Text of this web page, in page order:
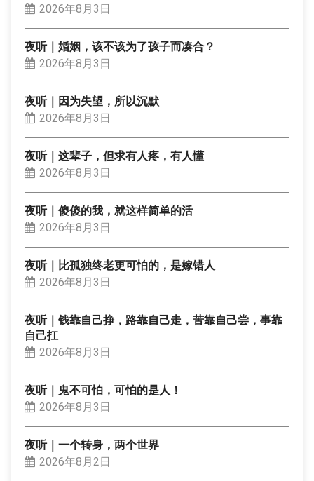
2026年8月3日
夜听｜婚姻，该不该为了孩子而凑合？
2026年8月3日
夜听｜因为失望，所以沉默
2026年8月3日
夜听｜这辈子，但求有人疼，有人懂
2026年8月3日
夜听｜傻傻的我，就这样简单的活
2026年8月3日
夜听｜比孤独终老更可怕的，是嫁错人
2026年8月3日
夜听｜钱靠自己挣，路靠自己走，苦靠自己尝，事靠
自己扛
2026年8月3日
夜听｜鬼不可怕，可怕的是人！
2026年8月3日
夜听｜一个转身，两个世界
2026年8月2日